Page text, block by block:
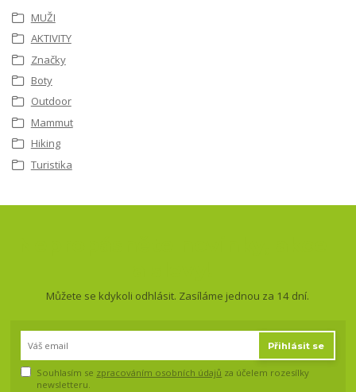
MUŽI
AKTIVITY
Značky
Boty
Outdoor
Mammut
Hiking
Turistika
Můžete se kdykoli odhlásit. Zasíláme jednou za 14 dní.
Přihlásit se
Souhlasím se zpracováním osobních údajů za účelem rozesílky
newsletteru.